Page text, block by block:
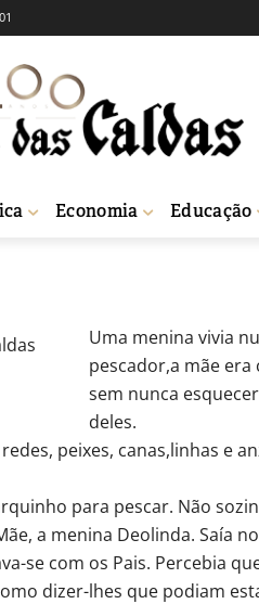
Economia Educação
SEMANAIS ERA UMA VEZ
Mãe
1337
Uma menina vivia
pescador,a mãe
sem nunca
deles.
peixes, canas,linhas e
para pescar. Não
a menina Deolinda. Saía
se com os Pais. Percebia
dizer-lhes que podiam